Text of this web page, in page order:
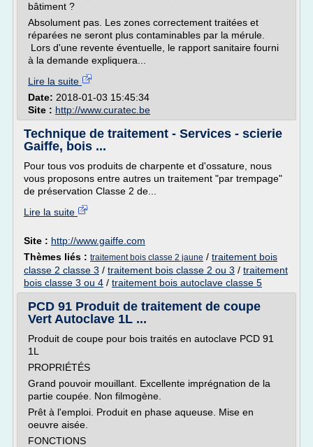
bâtiment ?
Absolument pas. Les zones correctement traitées et
réparées ne seront plus contaminables par la mérule.
Lors d'une revente éventuelle, le rapport sanitaire fourni
à la demande expliquera...
Lire la suite
Date: 2018-01-03 15:45:34
Site : http://www.curatec.be
Technique de traitement - Services - scierie
Gaiffe, bois ...
Pour tous vos produits de charpente et d'ossature, nous
vous proposons entre autres un traitement "par trempage"
de préservation Classe 2 de...
Lire la suite
Site : http://www.gaiffe.com
Thèmes liés : traitement bois classe 2 jaune / traitement bois
classe 2 classe 3 / traitement bois classe 2 ou 3 / traitement
bois classe 3 ou 4 / traitement bois autoclave classe 5
PCD 91 Produit de traitement de coupe
Vert Autoclave 1L ...
Produit de coupe pour bois traités en autoclave PCD 91
1L
PROPRIÉTÉS
Grand pouvoir mouillant. Excellente imprégnation de la
partie coupée. Non filmogène.
Prêt à l'emploi. Produit en phase aqueuse. Mise en
oeuvre aisée.
FONCTIONS